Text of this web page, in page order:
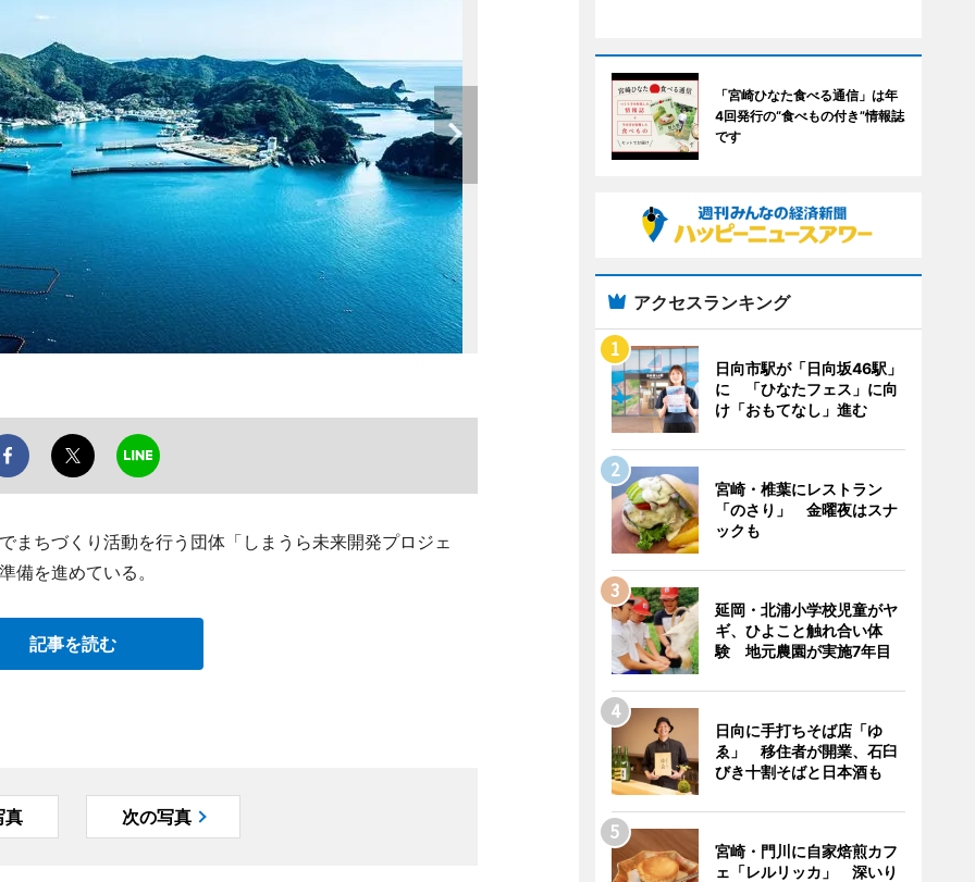
まちづくり活動を行う団体「しまうら未来開発プロジェ
備を進めている。
記事を読む
真 次の写真
「宮崎ひなた食べる通信」は年
4回発行の“食べもの付き”情報誌
です
アクセスランキング
日向市駅が「日向坂46駅」
に 「ひなたフェス」に向
け「おもてなし」進む
宮崎・椎葉にレストラン
「のさり」 金曜夜はスナ
ックも
延岡・北浦小学校児童がヤ
ギ、ひよこと触れ合い体
験 地元農園が実施7年目
日向に手打ちそば店「ゆ
ゑ」 移住者が開業、石臼
びき十割そばと日本酒も
宮崎・門川に自家焙煎カフ
ェ「レルリッカ」 深いり